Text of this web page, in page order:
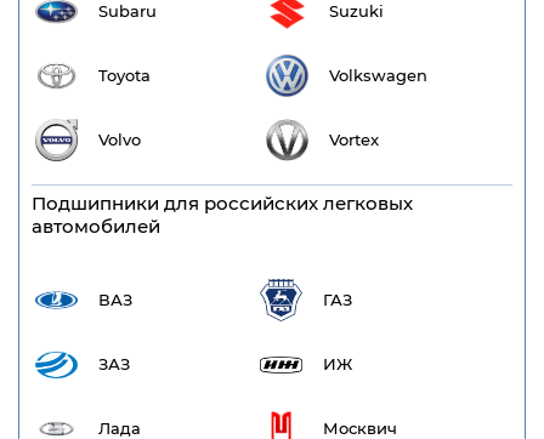
Subaru Suzuki
Toyota Volkswagen
Volvo Vortex
Подшипники для российских легковых
автомобилей
ВАЗ ГАЗ
ЗАЗ ИЖ
Лада Москвич